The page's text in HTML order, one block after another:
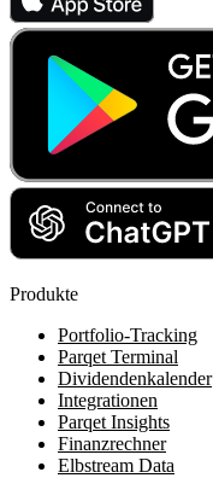
Produkte
Portfolio-Tracking
Parqet Terminal
Dividendenkalender
Integrationen
Parqet Insights
Finanzrechner
Elbstream Data